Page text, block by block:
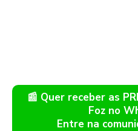
📰 Quer receber as
Foz no
Entre na